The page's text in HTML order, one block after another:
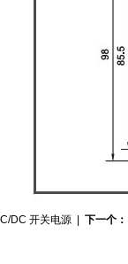
DC 开关电源| 下一个：